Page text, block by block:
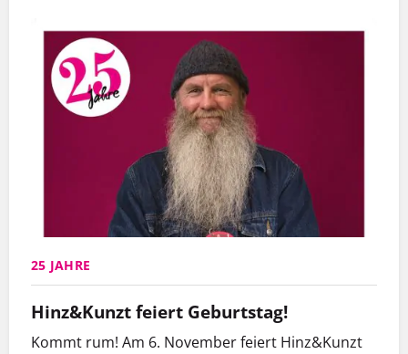
25 JAHRE
Hinz&Kunzt feiert Geburtstag!
Kommt rum! Am 6. November feiert Hinz&Kunzt